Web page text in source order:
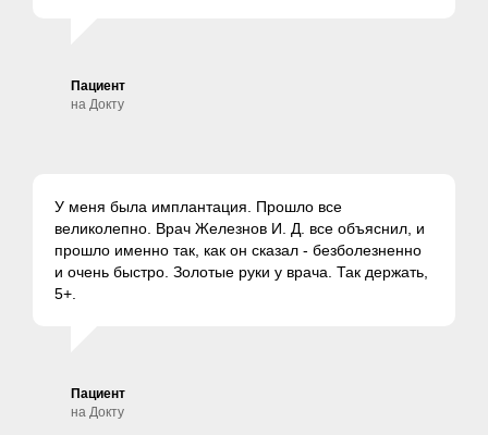
Пациент
на Докту
У меня была имплантация. Прошло все
великолепно. Врач Железнов И. Д. все объяснил, и
прошло именно так, как он сказал - безболезненно
и очень быстро. Золотые руки у врача. Так держать,
5+.
Пациент
на Докту